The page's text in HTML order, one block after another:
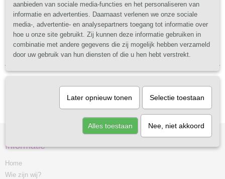
Just Happy Stuff -Spullen waar je
blij van wordt!
Informatie
Home
Wie zijn wij?
aanbieden van sociale media-functies en het personaliseren van
informatie en advertenties. Daarnaast verlenen we onze sociale
media-, advertentie- en analysepartners toegang tot informatie over
hoe u onze site gebruikt. Zij kunnen deze informatie gebruiken in
combinatie met andere gegevens die zij mogelijk hebben verzameld
door uw gebruik van hun diensten of die u hen hebt verstrekt.
Later opnieuw tonen Selectie toestaan
Alles toestaan Nee, niet akkoord